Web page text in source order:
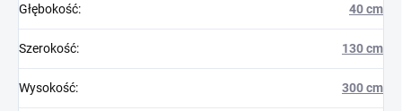
Głębokość: 40 cm
Szerokość: 130 cm
Wysokość: 300 cm